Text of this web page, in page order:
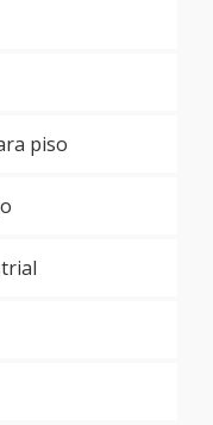
piso